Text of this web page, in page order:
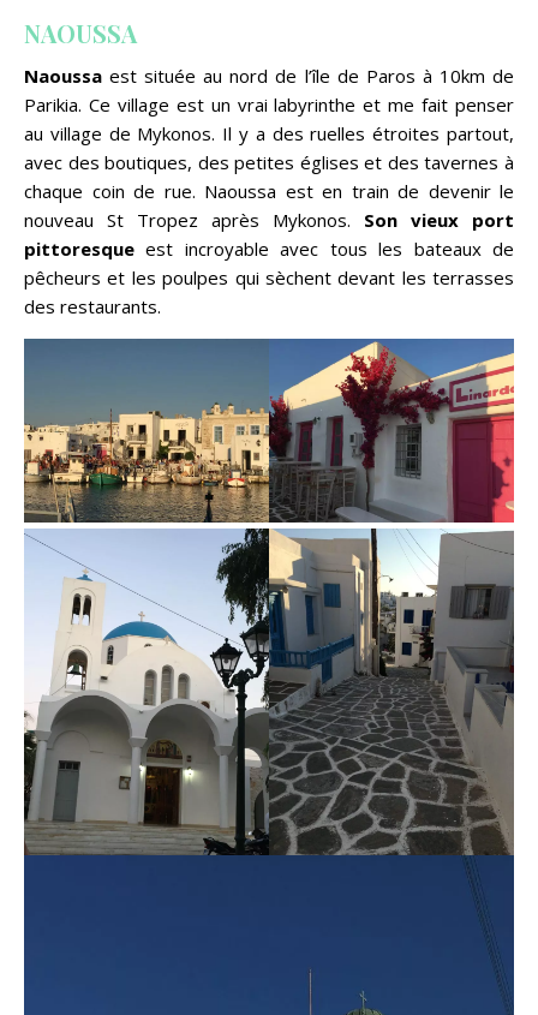
NAOUSSA
Naoussaest située au nord de l’île de Paros à 10km de
Parikia. Ce village est un vrai labyrinthe et me fait penser
au village de Mykonos. Il y a des ruelles étroites partout,
avec des boutiques, des petites églises et des tavernes à
chaque coin de rue. Naoussa est en train de devenir le
nouveau St Tropez après Mykonos. Son vieux port
pittoresque est incroyable avec tous les bateaux de
pêcheurs et les poulpes qui sèchent devant les terrasses
des restaurants.